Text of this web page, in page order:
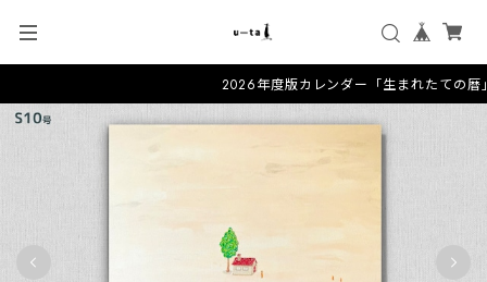
2026年度版カレンダー「生まれたての暦